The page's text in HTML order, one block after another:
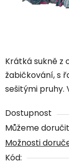
Krátká sukně z
žabičkování, s
sešitými pruhy.
Dostupnost
Můžeme
Možnosti
Kód: